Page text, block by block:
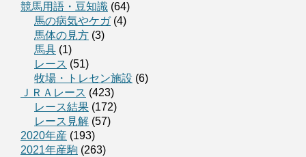
競馬用語・豆知識 (64)
馬の病気やケガ(4)
馬体の見方 (3)
馬具 (1)
レース (51)
牧場・トレセン施設 (6)
ＪＲＡレース (423)
レース結果 (172)
レース見解 (57)
2020年産 (193)
2021年産駒 (263)